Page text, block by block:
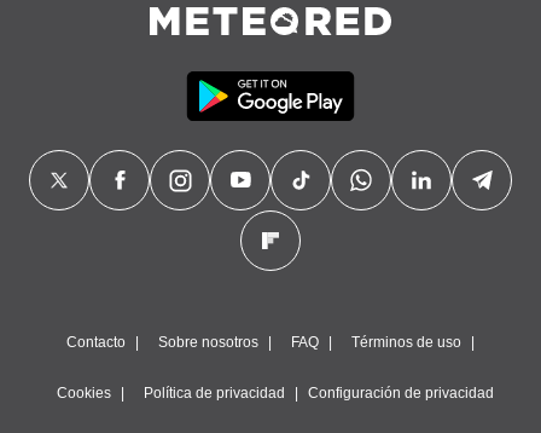
Contacto Sobre nosotros FAQ Términos de uso
Cookies Política de privacidad Configuración de privacidad